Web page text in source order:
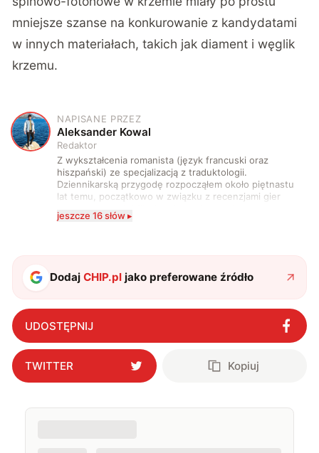
mniejsze szanse na konkurowanie z kandydatami
w innych materiałach, takich jak diament i węglik
krzemu.
A
NAPISANE PRZEZ
Aleksander Kowal
Redaktor
Z wykształcenia romanista (język francuski oraz
hiszpański) ze specjalizacją z traduktologii.
Dziennikarską przygodę rozpocząłem około piętnastu
lat temu, początkowo w związku z recenzjami gier
komputerowych i filmów. Obecnie publikuję
zdecydowanie częściej na tematy związane z nauką
także uprawiać oraz oglądać sport.
jeszcze 16 słów ▸
DodajCHIP.pl jako preferowane źródło
UDOSTĘPNIJ
TWITTER Kopiuj